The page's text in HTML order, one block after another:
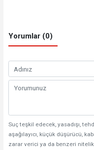
Yorumlar (0)
Suç teşkil edecek, yasadışı,
aşağılayıcı, küçük düşürücü,
zarar verici ya da benzeri